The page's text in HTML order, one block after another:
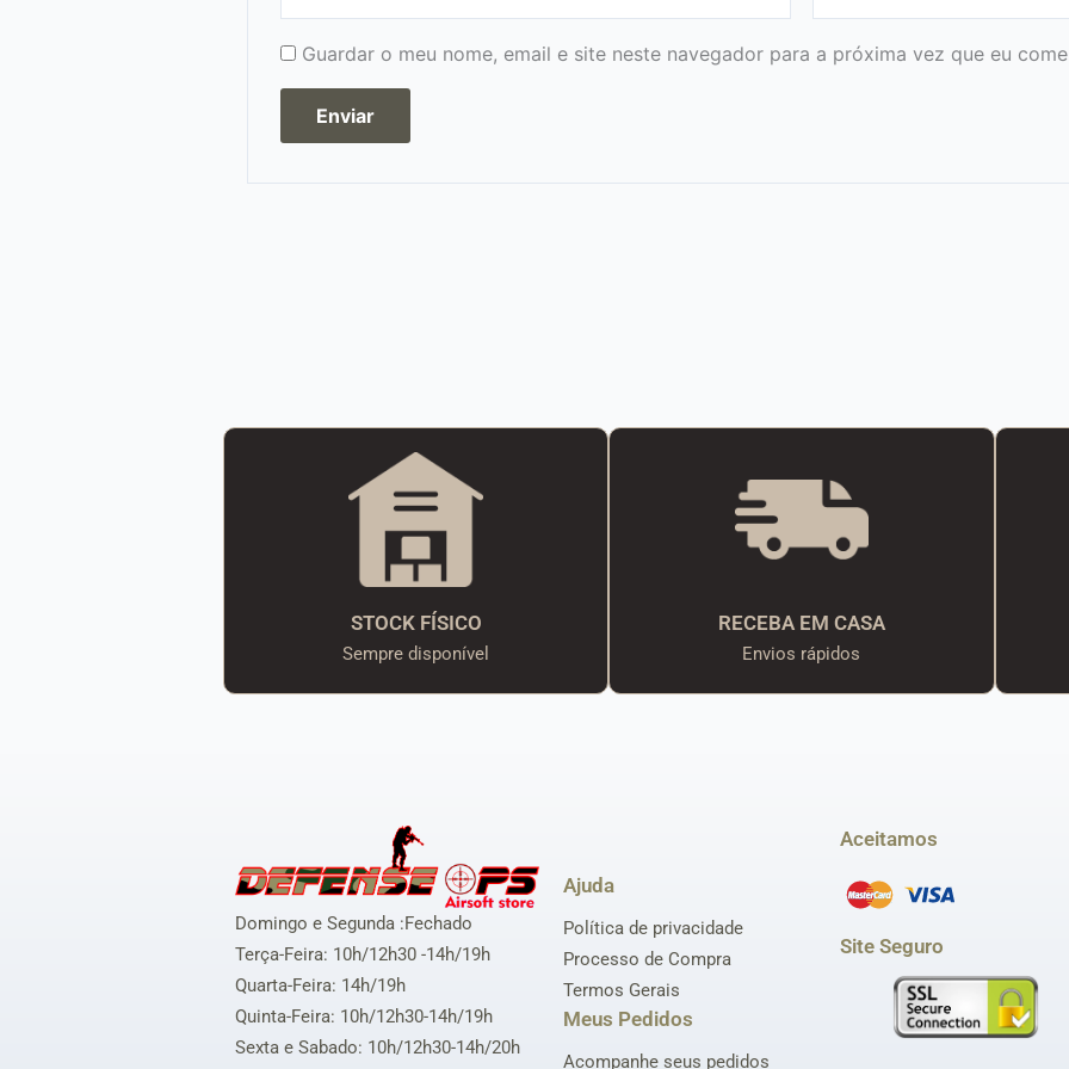
Guardar o meu nome, email e site neste navegador para a próxima vez que eu
STOCK FÍSICO
Sempre disponível
RECEBA EM CASA
Envios rápidos
Domingo e Segunda :Fechado
Terça-Feira: 10h/12h30 -14h/19h
Quarta-Feira: 14h/19h
Quinta-Feira: 10h/12h30-14h/19h
Sexta e Sabado: 10h/12h30-14h/20h
Ajuda
Política de privacidade
Processo de Compra
Termos Gerais
Meus Pedidos
Acompanhe seus pedidos
Aceitamos
Site Seguro